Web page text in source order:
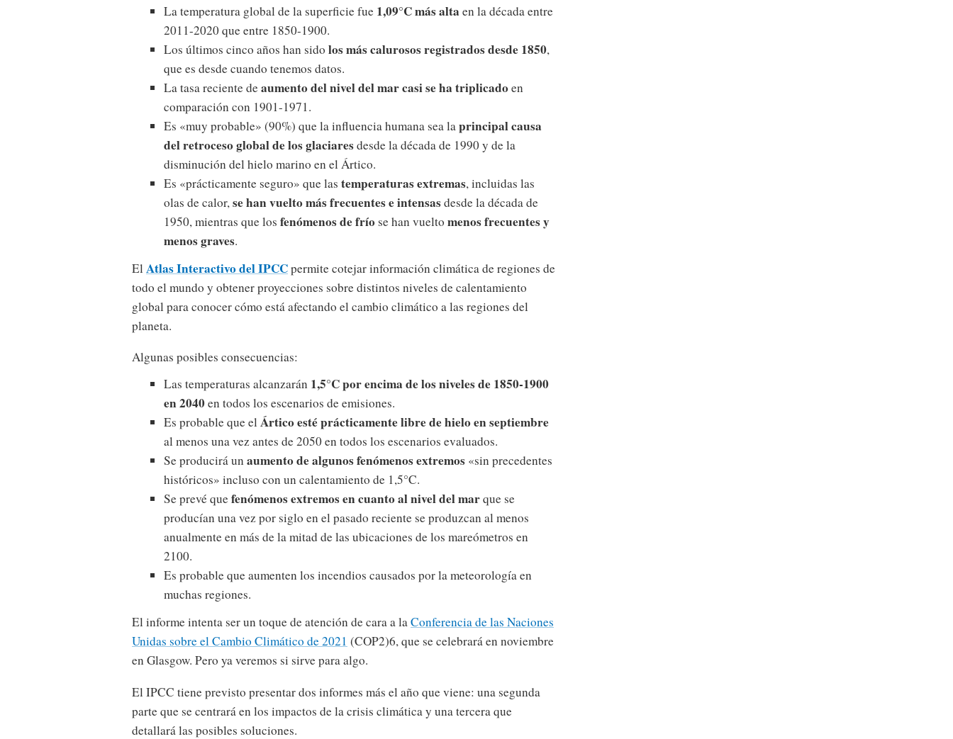
La temperatura global de la superficie fue 1,09°C más alta en la década entre
2011-2020 que entre 1850-1900.
Los últimos cinco años han sido los más calurosos registrados desde 1850,
que es desde cuando tenemos datos.
La tasa reciente deaumento del nivel del mar casi se ha triplicadoen
comparación con 1901-1971.
Es «muy probable» (90%) que la influencia humana sea laprincipal causa
del retroceso global de los glaciaresdesde la década de 1990 y de la
disminución del hielo marino en el Ártico.
Es «prácticamente seguro» que las temperaturas extremas, incluidas las
olas de calor,se han vuelto más frecuentes e intensasdesde la década de
1950, mientras que los fenómenos de fríose han vuelto menos frecuentes y
menos graves.
ElAtlas Interactivo del IPCCpermite cotejar información climática de regiones de
todo el mundo y obtener proyecciones sobre distintos niveles de calentamiento
global para conocer cómo está afectando el cambio climático a las regiones del
planeta.
Algunas posibles consecuencias:
Las temperaturas alcanzarán 1,5°C por encima de los niveles de 1850-1900
en 2040en todos los escenarios de emisiones.
Es probable que elÁrtico esté prácticamente libre de hielo en septiembre
al menos una vez antes de 2050 en todos los escenarios evaluados.
Se producirá unaumento de algunos fenómenos extremos«sin precedentes
históricos» incluso con un calentamiento de 1,5°C.
Se prevé quefenómenos extremos en cuanto al nivel del marque se
producían una vez por siglo en el pasado reciente se produzcan al menos
anualmente en más de la mitad de las ubicaciones de los mareómetros en
2100.
Es probable que aumenten los incendios causados por la meteorología en
muchas regiones.
El informe intenta ser un toque de atención de cara a laConferencia de las Naciones
Unidas sobre el Cambio Climático de 2021 (COP2)6, que se celebrará en noviembre
en Glasgow. Pero ya veremos si sirve para algo.
El IPCC tiene previsto presentar dos informes más el año que viene: una segunda
parte que se centrará en los impactos de la crisis climática y una tercera que
detallará las posibles soluciones.